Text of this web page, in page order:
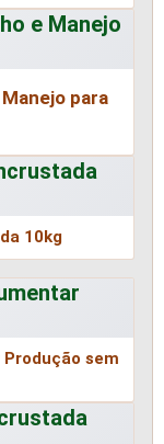
para
10kg
sem